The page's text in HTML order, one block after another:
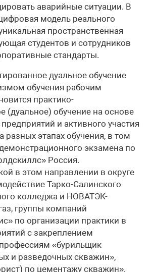
аварийные ситуации. В
модель реального
пространственная
студентов и сотрудников
стандарты.
дуальное обучение
обучения рабочим
практико-
(дуальное) обучение на основе
и активного участия
разных этапах обучения, в том
экзамена по
Россия.
в этом направлении в округе
Тарко-Салинского
колледжа и НОВАТЭК-
группы компаний
по организации практики в
с закреплением
«бурильщик
и разведочных скважин»,
по цементажу скважин».